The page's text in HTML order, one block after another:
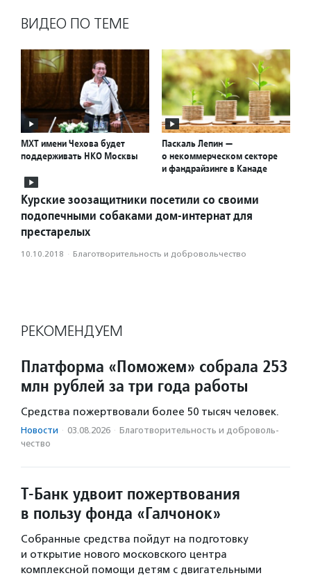
ВИДЕО ПО ТЕМЕ
МХТ имени Чехова будет
поддерживать НКО Москвы
Паскаль Лепин —
о некоммерческом секторе
и фандрайзинге в Канаде
Курские зоозащитники посетили со своими
подопечными собаками дом-интернат для
престарелых
10.10.2018 · Благотвори­тель­ность и доброволь­чест­во
РЕКОМЕНДУЕМ
Платформа «Поможем» собрала 253
млн рублей за три года работы
Средства пожертвовали более 50 тысяч человек.
Новости · 03.08.2026 · Благотвори­тель­ность и доброволь­
чест­во
Т-Банк удвоит пожертвования
в пользу фонда «Галчонок»
Собранные средства пойдут на подготовку
и открытие нового московского центра
комплексной помощи детям с двигательными